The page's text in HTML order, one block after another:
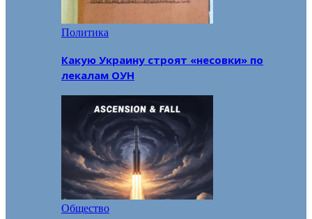
Политика
Какую Украину строят «несовки» по
лекалам ОУН
Общество